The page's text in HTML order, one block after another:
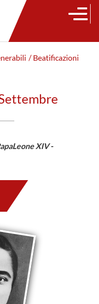
/ Beatificazioni
XIV -